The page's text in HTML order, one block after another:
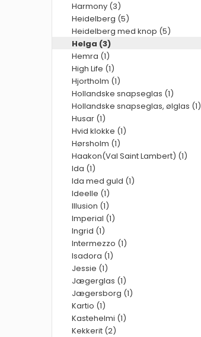
Harmony (3)
Heidelberg (5)
Heidelberg med knop (5)
Helga (3)
Hemra (1)
High Life (1)
Hjortholm (1)
Hollandske snapseglas (1)
Hollandske snapseglas, ølglas (1)
Husar (1)
Hvid klokke (1)
Hørsholm (1)
Haakon(Val Saint Lambert) (1)
Ida (1)
Ida med guld (1)
Ideelle (1)
Illusion (1)
Imperial (1)
Ingrid (1)
Intermezzo (1)
Isadora (1)
Jessie (1)
Jægerglas (1)
Jægersborg (1)
Kartio (1)
Kastehelmi (1)
Kekkerit (2)